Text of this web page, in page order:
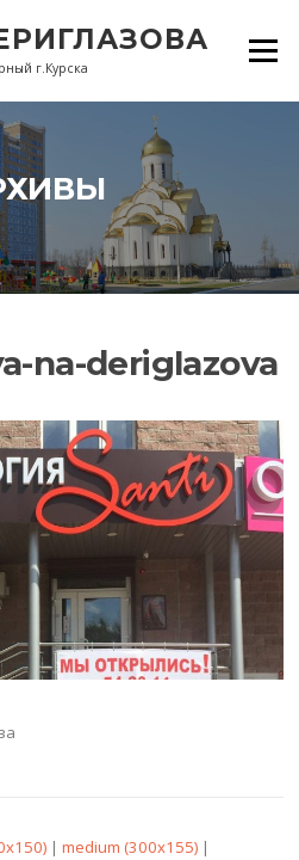
г.Курска
Меню
na-deriglazova
|medium (300x155) |